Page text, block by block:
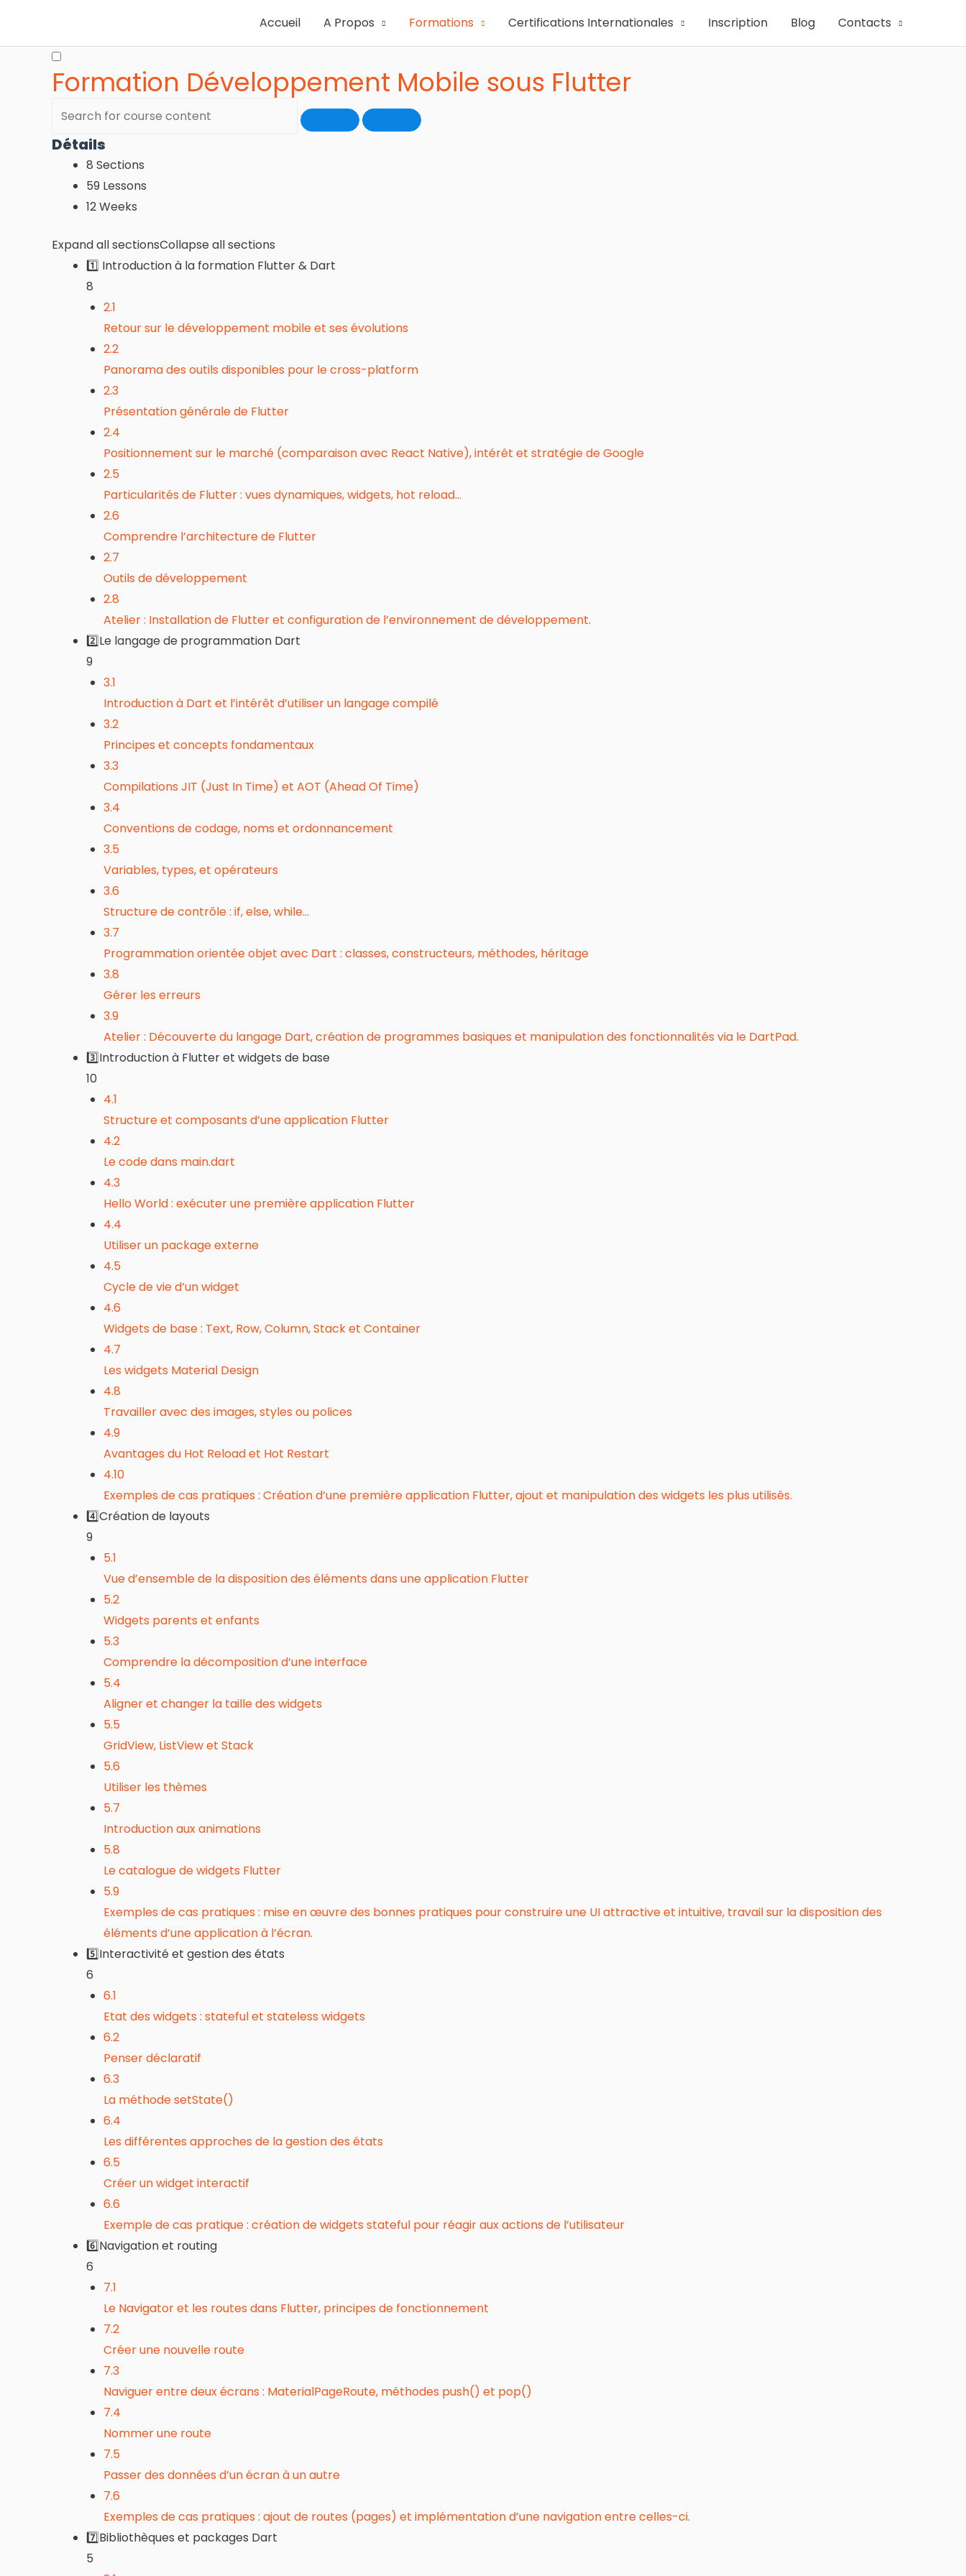
Accueil A Propos Formations Certifications Internationales Inscription Blog Contacts
Formation Développement Mobile sous Flutter
Détails
8 Sections
59 Lessons
12 Weeks
Expand all sectionsCollapse all sections
1️⃣ Introduction à la formation Flutter & Dart
8
2.1
Retour sur le développement mobile et ses évolutions
2.2
Panorama des outils disponibles pour le cross-platform
2.3
Présentation générale de Flutter
2.4
Positionnement sur le marché (comparaison avec React Native), intérêt et stratégie de Google
2.5
Particularités de Flutter : vues dynamiques, widgets, hot reload…
2.6
Comprendre l’architecture de Flutter
2.7
Outils de développement
2.8
Atelier : Installation de Flutter et configuration de l’environnement de développement.
2️⃣Le langage de programmation Dart
9
3.1
Introduction à Dart et l’intérêt d’utiliser un langage compilé
3.2
Principes et concepts fondamentaux
3.3
Compilations JIT (Just In Time) et AOT (Ahead Of Time)
3.4
Conventions de codage, noms et ordonnancement
3.5
Variables, types, et opérateurs
3.6
Structure de contrôle : if, else, while…
3.7
Programmation orientée objet avec Dart : classes, constructeurs, méthodes, héritage
3.8
Gérer les erreurs
3.9
Atelier : Découverte du langage Dart, création de programmes basiques et manipulation des fonctionnalités via le DartPad.
3️⃣Introduction à Flutter et widgets de base
10
4.1
Structure et composants d’une application Flutter
4.2
Le code dans main.dart
4.3
Hello World : exécuter une première application Flutter
4.4
Utiliser un package externe
4.5
Cycle de vie d’un widget
4.6
Widgets de base : Text, Row, Column, Stack et Container
4.7
Les widgets Material Design
4.8
Travailler avec des images, styles ou polices
4.9
Avantages du Hot Reload et Hot Restart
4.10
Exemples de cas pratiques : Création d’une première application Flutter, ajout et manipulation des widgets les plus utilisés.
4️⃣Création de layouts
9
5.1
Vue d’ensemble de la disposition des éléments dans une application Flutter
5.2
Widgets parents et enfants
5.3
Comprendre la décomposition d’une interface
5.4
Aligner et changer la taille des widgets
5.5
GridView, ListView et Stack
5.6
Utiliser les thèmes
5.7
Introduction aux animations
5.8
Le catalogue de widgets Flutter
5.9
Exemples de cas pratiques : mise en œuvre des bonnes pratiques pour construire une UI attractive et intuitive, travail sur la disposition des
éléments d’une application à l’écran.
5️⃣Interactivité et gestion des états
6
6.1
Etat des widgets : stateful et stateless widgets
6.2
Penser déclaratif
6.3
La méthode setState()
6.4
Les différentes approches de la gestion des états
6.5
Créer un widget interactif
6.6
Exemple de cas pratique : création de widgets stateful pour réagir aux actions de l’utilisateur
6️⃣Navigation et routing
6
7.1
Le Navigator et les routes dans Flutter, principes de fonctionnement
7.2
Créer une nouvelle route
7.3
Naviguer entre deux écrans : MaterialPageRoute, méthodes push() et pop()
7.4
Nommer une route
7.5
Passer des données d’un écran à un autre
7.6
Exemples de cas pratiques : ajout de routes (pages) et implémentation d’une navigation entre celles-ci.
7️⃣Bibliothèques et packages Dart
5